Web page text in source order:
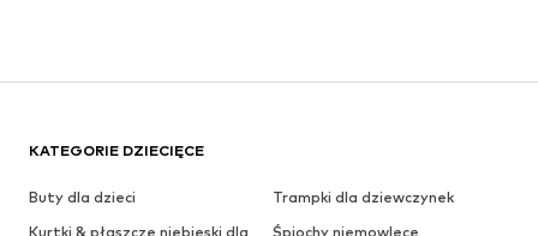
KATEGORIE DZIECIĘCE
Buty dla dzieci
Trampki dla dziewczynek
Kurtki & płaszcze niebieski dla
Śpiochy niemowlęce